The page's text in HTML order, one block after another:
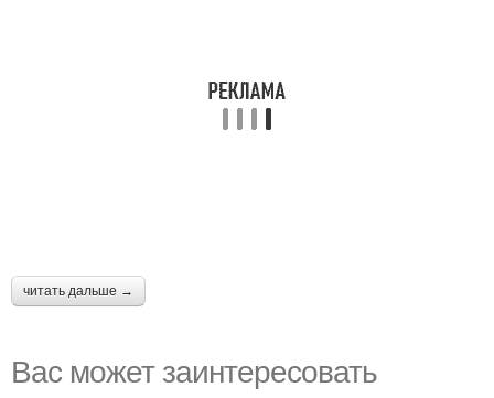
читать дальше →
Вас может заинтересовать